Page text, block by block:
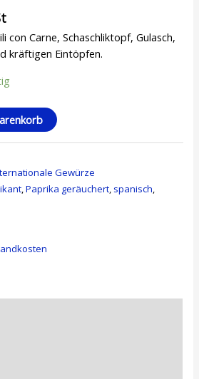
con Carne, Schaschliktopf, Gulasch,
kräftigen Eintöpfen.
Gewürze
,Paprika geräuchert, spanisch,